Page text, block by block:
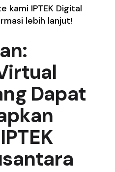
kami IPTEK Digital
lebih lanjut!
Dapat